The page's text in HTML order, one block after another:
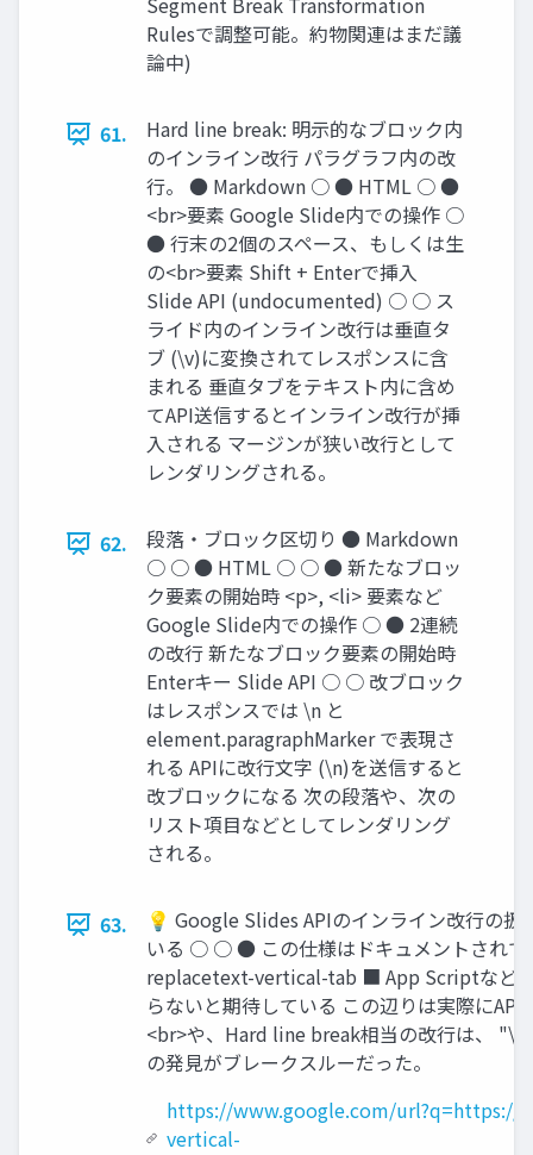
Rulesで調整可能。約物関連はまだ議
論中)
61.
Hard line break: 明示的なブロック内
のインライン改行 パラグラフ内の改
行。 ● Markdown ○ ● HTML ○ ●
<br>要素 Google Slide内での操作 ○
● 行末の2個のスペース、もしくは生
の<br>要素 Shift + Enterで挿入
Slide API (undocumented) ○ ○ ス
ライド内のインライン改行は垂直タ
ブ (\v)に変換されてレスポンスに含
まれる 垂直タブをテキスト内に含め
てAPI送信するとインライン改行が挿
入される マージンが狭い改行として
レンダリングされる。
62.
段落・ブロック区切り ● Markdown
○ ○ ● HTML ○ ○ ● 新たなブロッ
ク要素の開始時 <p>, <li> 要素など
Google Slide内での操作 ○ ● 2連続
の改行 新たなブロック要素の開始時
Enterキー Slide API ○ ○ 改ブロック
はレスポンスでは \n と
element.paragraphMarker で表現さ
れる APIに改行文字 (\n)を送信すると
改ブロックになる 次の段落や、次の
リスト項目などとしてレンダリング
される。
63.
💡 Google Slides APIのインライン改行の
いる ○ ○ ● この仕様はドキュメントされ
replacetext-vertical-tab ■ App Scriptなどの
らないと期待している この辺りは実際に
<br>や、Hard line break相当の改行は、
の発見がブレークスルーだった。
https://www.google.com/url?q=https://
vertical-